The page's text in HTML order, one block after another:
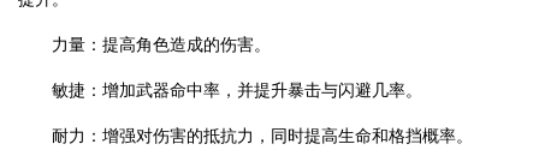
力量：提高角色造成的伤害。
敏捷：增加武器命中率，并提升暴击与闪避几率。
耐力：增强对伤害的抵抗力，同时提高生命和格挡概率。